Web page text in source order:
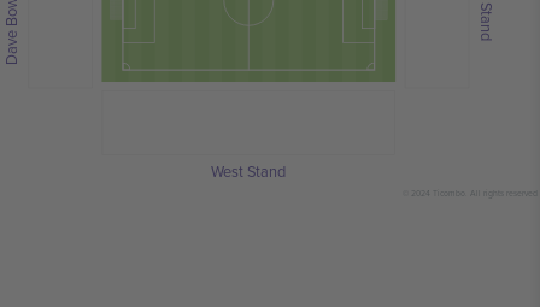
© 2024 Ticombo. All rights reserved
West Stand